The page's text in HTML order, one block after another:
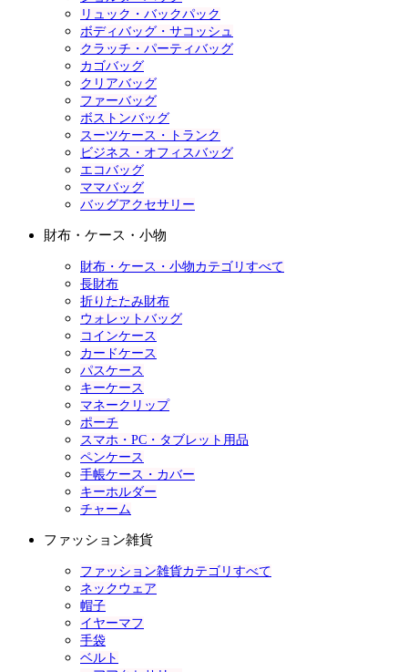
リュック・バックパック
ボディバッグ・サコッシュ
クラッチ・パーティバッグ
カゴバッグ
クリアバッグ
ファーバッグ
ボストンバッグ
スーツケース・トランク
ビジネス・オフィスバッグ
エコバッグ
ママバッグ
バッグアクセサリー
財布・ケース・小物
財布・ケース・小物カテゴリすべて
長財布
折りたたみ財布
ウォレットバッグ
コインケース
カードケース
パスケース
キーケース
マネークリップ
ポーチ
スマホ・PC・タブレット用品
ペンケース
手帳ケース・カバー
キーホルダー
チャーム
ファッション雑貨
ファッション雑貨カテゴリすべて
ネックウェア
帽子
イヤーマフ
手袋
ベルト